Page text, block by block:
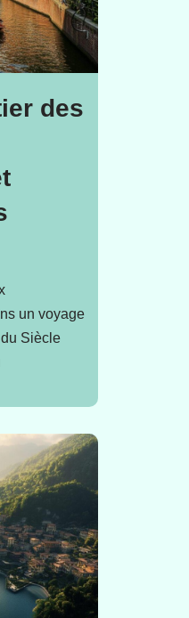
des
un voyage
du Siècle